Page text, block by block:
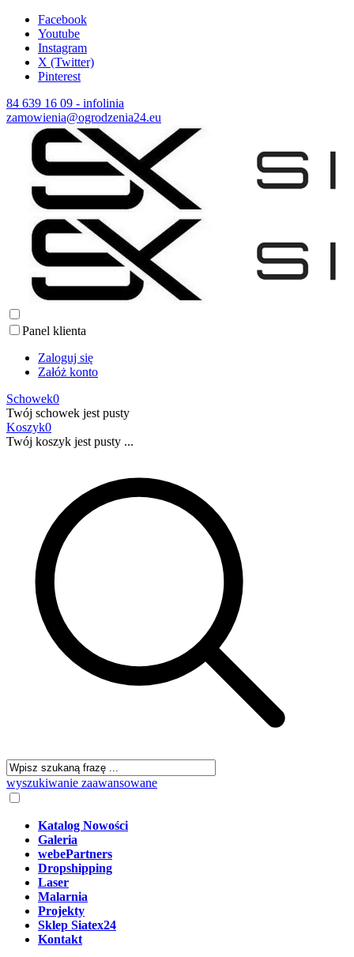
Facebook
Youtube
Instagram
X (Twitter)
Pinterest
84 639 16 09 - infolinia
zamowienia@ogrodzenia24.eu
Panel klienta
Zaloguj się
Załóż konto
Schowek0
Twój schowek jest pusty
Koszyk0
Twój koszyk jest pusty ...
wyszukiwanie zaawansowane
Katalog Nowości
Galeria
webePartners
Dropshipping
Laser
Malarnia
Projekty
Sklep Siatex24
Kontakt